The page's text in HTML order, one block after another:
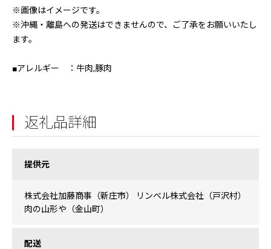
※画像はイメージです。
※沖縄・離島への発送はできませんので、ご了承をお願いいたし
ます。
■アレルギー ：牛肉,豚肉
返礼品詳細
提供元
株式会社加藤商事（新庄市） リンベル株式会社（戸沢村）
肉の山形や（金山町）
配送